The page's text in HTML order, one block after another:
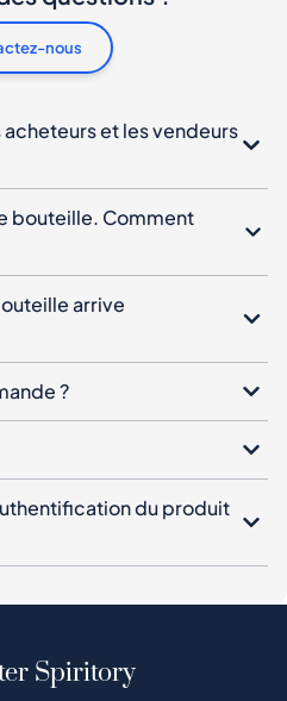
bouteille. Comment
arrive
?
du produit
Spiritory